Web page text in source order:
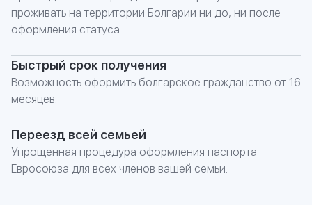
проживать на территории Болгарии ни до, ни после
оформления статуса.
Быстрый срок получения
Возможность оформить болгарское гражданство от 16
месяцев.
Переезд всей семьей
Упрощенная процедура оформления паспорта
Евросоюза для всех членов вашей семьи.